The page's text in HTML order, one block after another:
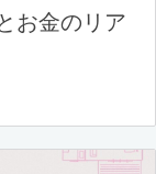
お金のリア